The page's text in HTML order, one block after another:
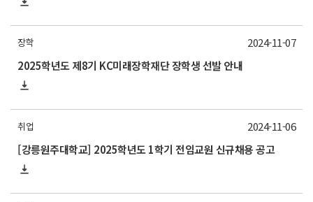
장학
2025학년도 제8기 KC미래장학재단 장학생 선발 안내
2024-11-07
취업
[강릉원주대학교] 2025학년도 1학기 전임교원 신규채용 공고
2024-11-06